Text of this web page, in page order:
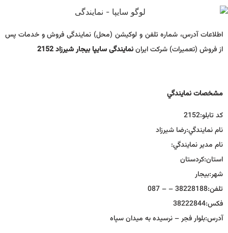
اطلاعات آدرس، شماره تلفن و لوکیشن (محل) نمایندگی فروش و خدمات پس
از فروش (تعمیرات) شرکت ایراننمایندگی سایپا بیجار شیرزاد 2152
مشخصات نمايندگي
كد تابلو:2152
نام نمايندگي:رضا شيرزاد
نام مدير نمايندگي:
استان:كردستان
شهر:بيجار
تلفن:38228188 – – 087
فكس:38222844
آدرس:بلوار فجر – نرسيده به ميدان سپاه